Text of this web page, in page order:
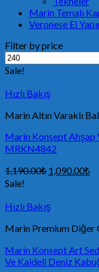
Marin Temalı
Veronese El
Filter by price
Sale!
Hızlı Bakış
Marin Altın Varaklı
Marin Konsept Ahşap
MRKN4842
1,190.00₺ 1,090.00₺
Sale!
Hızlı Bakış
Marin Premium Diğer
Marin Konsept Art
Ve Kaideli Deniz